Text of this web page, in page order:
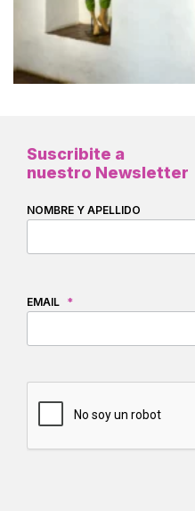
Suscribite a
nuestro Newsletter
NOMBRE Y APELLIDO
EMAIL *